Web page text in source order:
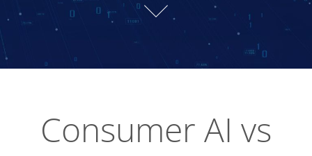
Consumer AI vs